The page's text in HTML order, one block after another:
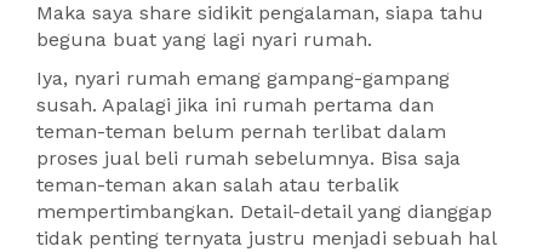
Maka saya share sidikit pengalaman, siapa tahu
beguna buat yang lagi nyari rumah.
Iya, nyari rumah emang gampang-gampang
susah. Apalagi jika ini rumah pertama dan
teman-teman belum pernah terlibat dalam
proses jual beli rumah sebelumnya. Bisa saja
teman-teman akan salah atau terbalik
mempertimbangkan. Detail-detail yang dianggap
tidak penting ternyata justru menjadi sebuah hal